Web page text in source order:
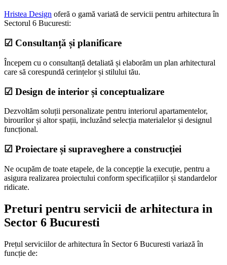
Hristea Design oferă o gamă variată de servicii pentru arhitectura în
Sectorul 6 Bucuresti:
☑ Consultanță și planificare
Începem cu o consultanță detaliată și elaborăm un plan arhitectural
care să corespundă cerințelor și stilului tău.
☑ Design de interior și conceptualizare
Dezvoltăm soluții personalizate pentru interiorul apartamentelor,
birourilor și altor spații, incluzând selecția materialelor și designul
funcțional.
☑ Proiectare și supraveghere a construcției
Ne ocupăm de toate etapele, de la concepție la execuție, pentru a
asigura realizarea proiectului conform specificațiilor și standardelor
ridicate.
Preturi pentru servicii de arhitectura in
Sector 6 Bucuresti
Prețul serviciilor de arhitectura în Sector 6 Bucuresti variază în
funcție de: